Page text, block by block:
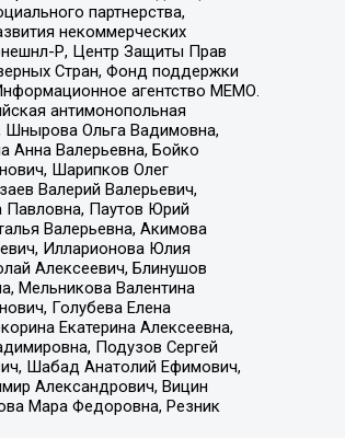
партнерства,
некоммерческих
Р, Центр Защиты Прав
Стран, Фонд поддержки
агентство МЕМО.
антимонопольная
Шнырова Ольга Вадимовна,
Анна Валерьевна, Бойко
Шарипков Олег
Валерий Валерьевич,
Павловна, Паутов Юрий
Валерьевна, Акимова
Илларионова Юлия
Алексеевич, Блинушов
Мельникова Валентина
Голубева Елена
Екатерина Алексеевна,
Подузов Сергей
Шабад Анатолий Ефимович,
Александрович, Вицин
Мара Федоровна, Резник